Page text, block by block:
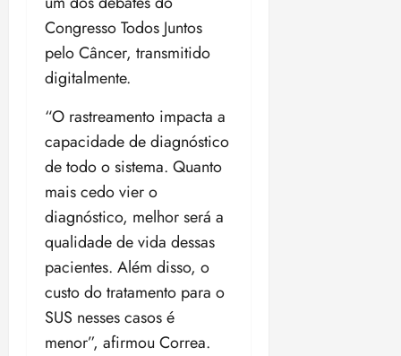
Congresso Todos Juntos
pelo Câncer, transmitido
digitalmente.
“O rastreamento impacta a
capacidade de diagnóstico
de todo o sistema. Quanto
mais cedo vier o
diagnóstico, melhor será a
qualidade de vida dessas
pacientes. Além disso, o
custo do tratamento para o
SUS nesses casos é
menor”, afirmou Correa.